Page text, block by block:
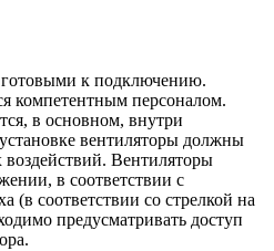
к подключению.
компетентным персоналом.
в основном, внутри
вентиляторы должны
Вентиляторы
в соответствии с
(в соответствии со стрелкой на
предусматривать доступ